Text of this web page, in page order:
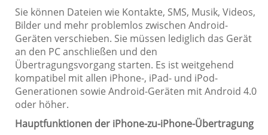
Sie können Dateien wie Kontakte, SMS, Musik, Videos,
Bilder und mehr problemlos zwischen Android-
Geräten verschieben. Sie müssen lediglich das Gerät
an den PC anschließen und den
Übertragungsvorgang starten. Es ist weitgehend
kompatibel mit allen iPhone-, iPad- und iPod-
Generationen sowie Android-Geräten mit Android 4.0
oder höher.
Hauptfunktionen der iPhone-zu-iPhone-Übertragung